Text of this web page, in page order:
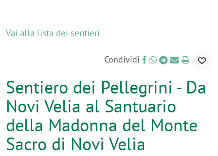
Vai alla lista dei sentieri
Condividi
Sentiero dei Pellegrini - Da
Novi Velia al Santuario
della Madonna del Monte
Sacro di Novi Velia